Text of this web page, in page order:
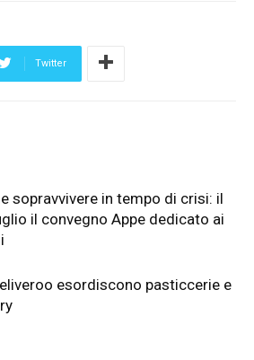
Twitter
sopravvivere in tempo di crisi: il
il convegno Appe dedicato ai
esordiscono pasticcerie e